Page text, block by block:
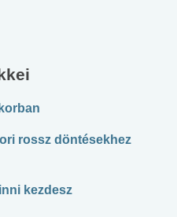
rossz döntésekhez
kezdesz